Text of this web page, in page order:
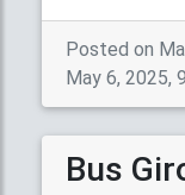
Posted on
May 6, 2025,
Bus